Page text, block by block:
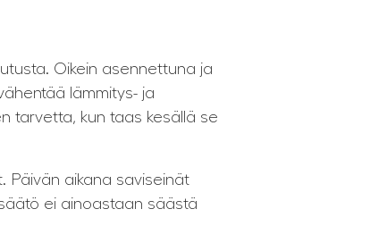
Oikein asennettuna ja
lämmitys- ja
tarvetta, kun taas kesällä se
Päivän aikana saviseinät
ei ainoastaan ​​säästä